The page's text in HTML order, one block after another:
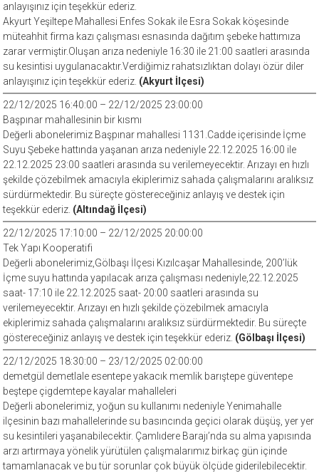
anlayışınız için teşekkür ederiz.
Akyurt Yeşiltepe Mahallesi Enfes Sokak ile Esra Sokak köşesinde
müteahhit firma kazı çalışması esnasında dağıtım şebeke hattımıza
zarar vermiştir.Oluşan arıza nedeniyle 16:30 ile 21:00 saatleri arasında
su kesintisi uygulanacaktır.Verdiğimiz rahatsızlıktan dolayı özür diler
anlayışınız için teşekkür ederiz. (Akyurt İlçesi)
22/12/2025 16:40:00 – 22/12/2025 23:00:00
Başpınar mahallesinin bir kısmı
Değerli abonelerimiz Başpınar mahallesi 1131.Cadde içerisinde İçme
Suyu Şebeke hattında yaşanan arıza nedeniyle 22.12.2025 16:00 ile
22.12.2025 23:00 saatleri arasında su verilemeyecektir. Arızayı en hızlı
şekilde çözebilmek amacıyla ekiplerimiz sahada çalışmalarını aralıksız
sürdürmektedir. Bu süreçte göstereceğiniz anlayış ve destek için
teşekkür ederiz. (Altındağ İlçesi)
22/12/2025 17:10:00 – 22/12/2025 20:00:00
Tek Yapı Kooperatifi
Değerli abonelerimiz,Gölbaşı İlçesi Kızılcaşar Mahallesinde, 200’lük
İçme suyu hattında yapılacak arıza çalışması nedeniyle,22.12.2025
saat- 17:10 ile 22.12.2025 saat- 20:00 saatleri arasında su
verilemeyecektir. Arızayı en hızlı şekilde çözebilmek amacıyla
ekiplerimiz sahada çalışmalarını aralıksız sürdürmektedir. Bu süreçte
göstereceğiniz anlayış ve destek için teşekkür ederiz. (Gölbaşı İlçesi)
22/12/2025 18:30:00 – 23/12/2025 02:00:00
demetgül demetlale esentepe yakacık memlik barıştepe güventepe
beştepe çigdemtepe kayalar mahalleleri
Değerli abonelerimiz, yoğun su kullanımı nedeniyle Yenimahalle
ilçesinin bazı mahallelerinde su basıncında geçici olarak düşüş, yer yer
su kesintileri yaşanabilecektir. Çamlıdere Barajı’nda su alma yapısında
arzı artırmaya yönelik yürütülen çalışmalarımız birkaç gün içinde
tamamlanacak ve bu tür sorunlar çok büyük ölçüde giderilebilecektir.